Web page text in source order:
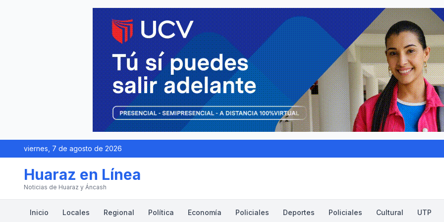
viernes, 7 de agosto de 2026
Huaraz en Línea
Noticias de Huaraz y Áncash
Inicio Locales Regional Política Economía Policiales Deportes Policiales Cultural UTP